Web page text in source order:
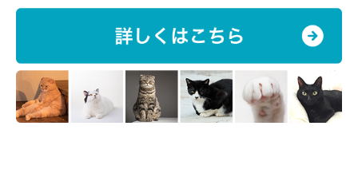
厳選した自然素材にこだわり、愛猫の健康維持を応援する。肉や
魚を第一主原料にたっぷり使った「ナチュラルチョイス」、小分
けパックでいつも開けたての香りとおいしさを提供する「デイリ
ーディッシュ」の2種類がある。
［ドライ］ 子猫用 成猫用 高齢期用